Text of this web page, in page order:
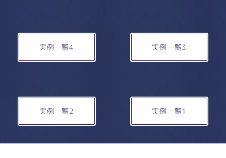
実例一覧4 実例一覧3
実例一覧2 実例一覧1